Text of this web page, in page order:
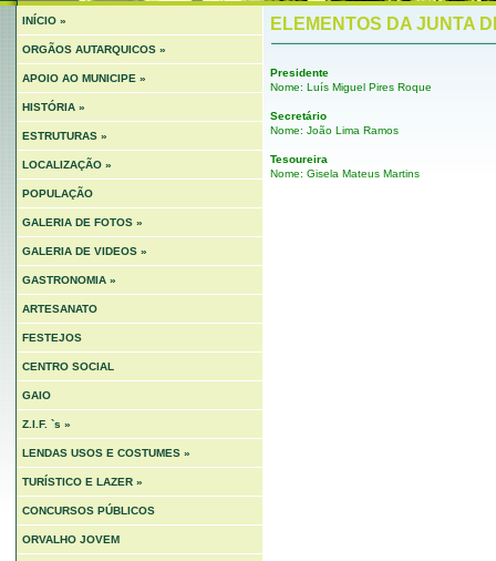
INÍCIO »
ORGÃOS AUTARQUICOS »
APOIO AO MUNICIPE »
HISTÓRIA »
ESTRUTURAS »
LOCALIZAÇÃO »
POPULAÇÃO
GALERIA DE FOTOS »
GALERIA DE VIDEOS »
GASTRONOMIA »
ARTESANATO
FESTEJOS
CENTRO SOCIAL
GAIO
Z.I.F. `s »
LENDAS USOS E COSTUMES »
TURÍSTICO E LAZER »
CONCURSOS PÚBLICOS
ORVALHO JOVEM
ELEMENTOS DA JUNTA
Presidente
Nome: Luís Miguel Pires Roque
Secretário
Nome: João Lima Ramos
Tesoureira
Nome: Gisela Mateus Martins